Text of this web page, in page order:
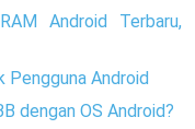
Android Terbaru,
Pengguna Android
dengan OS Android?